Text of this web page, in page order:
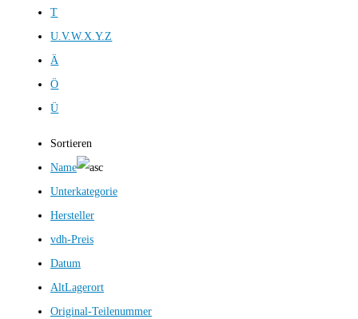
T
U.V.W.X.Y.Z
Ä
Ö
Ü
Sortieren
Name
Unterkategorie
Hersteller
vdh-Preis
Datum
AltLagerort
Original-Teilenummer